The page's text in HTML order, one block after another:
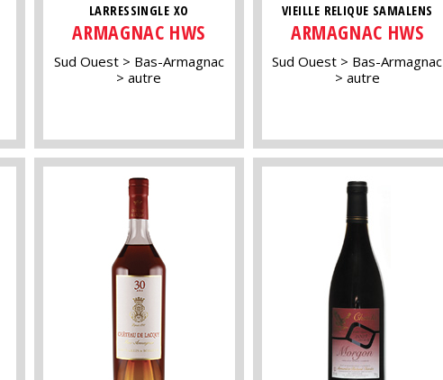
LARRESSINGLE XO
ARMAGNAC HWS
Sud Ouest
Bas-Armagnac
autre
VIEILLE RELIQUE SAMALENS
ARMAGNAC HWS
Sud Ouest
Bas-Armagnac
autre